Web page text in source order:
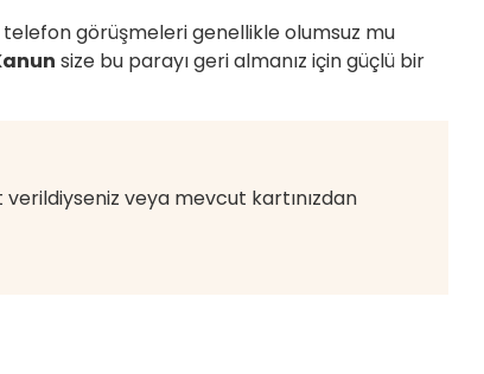
telefon görüşmeleri genellikle olumsuz mu
size bu parayı geri almanız için güçlü bir
veya mevcut kartınızdan